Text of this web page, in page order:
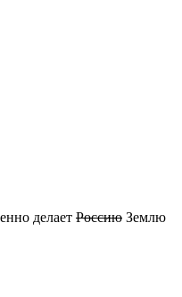
делает Россию Землю